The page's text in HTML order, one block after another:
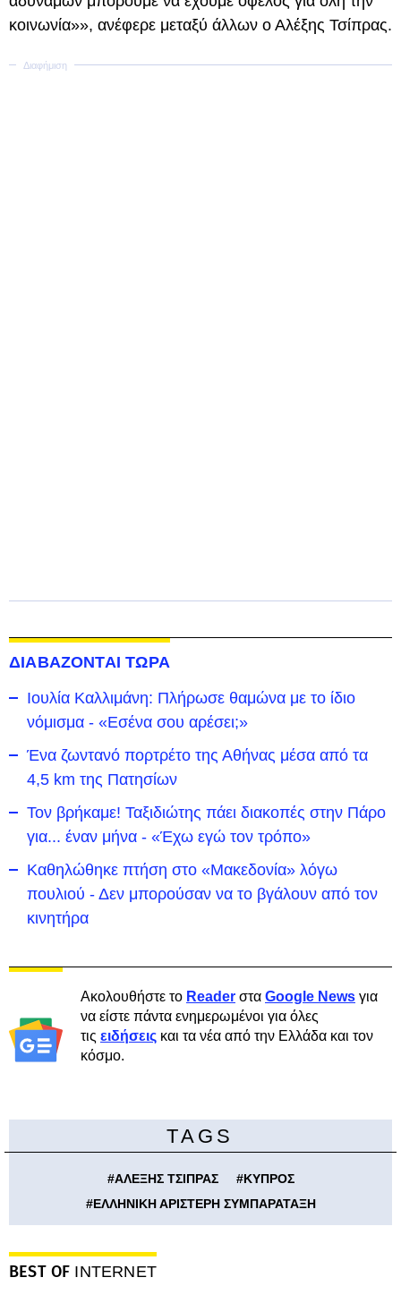
κοινωνία»», ανέφερε μεταξύ άλλων ο Αλέξης Τσίπρας.
ΔΙΑΒΑΖΟΝΤΑΙ ΤΩΡΑ
Ιουλία Καλλιμάνη: Πλήρωσε θαμώνα με το ίδιο
νόμισμα - «Εσένα σου αρέσει;»
Ένα ζωντανό πορτρέτο της Αθήνας μέσα από τα
4,5 km της Πατησίων
Τον βρήκαμε! Ταξιδιώτης πάει διακοπές στην Πάρο
για... έναν μήνα - «Έχω εγώ τον τρόπο»
Καθηλώθηκε πτήση στο «Μακεδονία» λόγω
πουλιού - Δεν μπορούσαν να το βγάλουν από τον
κινητήρα
Ακολουθήστε το Reader στα Google News για
να είστε πάντα ενημερωμένοι για όλες
τις ειδήσεις και τα νέα από την Ελλάδα και τον
κόσμο.
TAGS
#ΑΛΕΞΗΣ ΤΣΙΠΡΑΣ #ΚΥΠΡΟΣ
#ΕΛΛΗΝΙΚΗ ΑΡΙΣΤΕΡΗ ΣΥΜΠΑΡΑΤΑΞΗ
BEST OF INTERNET